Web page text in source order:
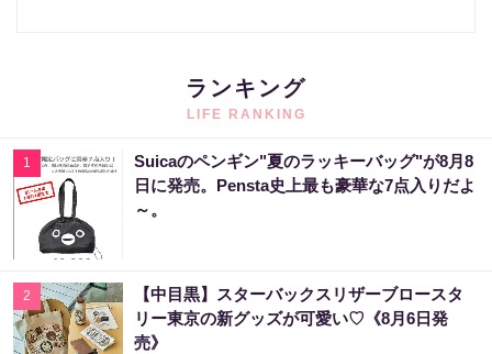
ランキング
LIFE RANKING
1
Suicaのペンギン"夏のラッキーバッグ"が8月8
日に発売。Pensta史上最も豪華な7点入りだよ
～。
2
【中目黒】スターバックスリザーブロースタ
リー東京の新グッズが可愛い♡《8月6日発
売》